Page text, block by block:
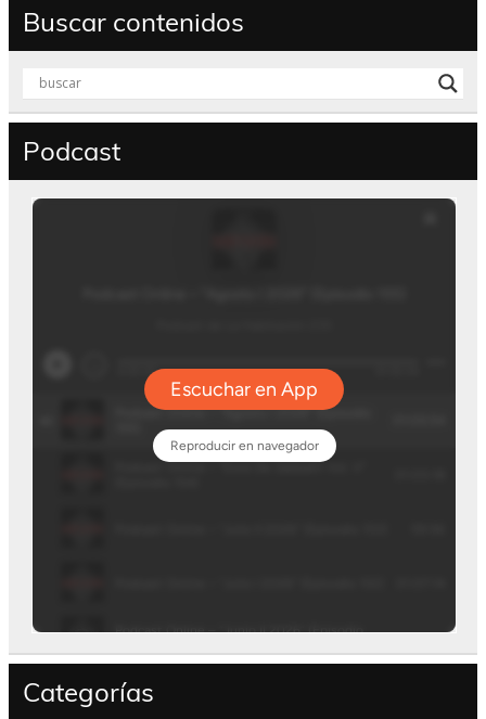
Buscar contenidos
Podcast
Categorías